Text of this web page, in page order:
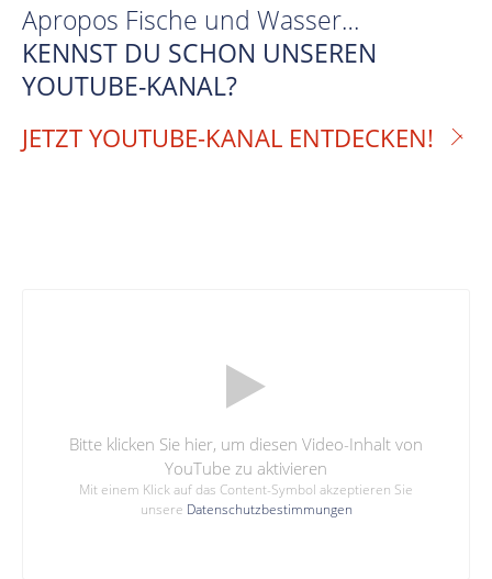
Apropos Fische und Wasser…
KENNST DU SCHON UNSEREN
YOUTUBE-KANAL?
JETZT YOUTUBE-KANAL ENTDECKEN!
Bitte klicken Sie hier, um diesen Video-Inhalt von
YouTube zu aktivieren
Mit einem Klick auf das Content-Symbol akzeptieren Sie
unsere Datenschutzbestimmungen